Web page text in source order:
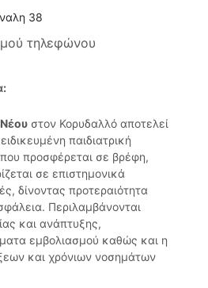
38
τηλεφώνου
στον Κορυδαλλό αποτελεί
παιδιατρική
προσφέρεται σε βρέφη,
σε επιστημονικά
δίνοντας προτεραιότητα
Περιλαμβάνονται
και ανάπτυξης,
εμβολιασμού καθώς και η
και χρόνιων νοσημάτων